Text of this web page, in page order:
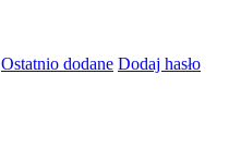
Ostatnio dodane Dodaj hasło